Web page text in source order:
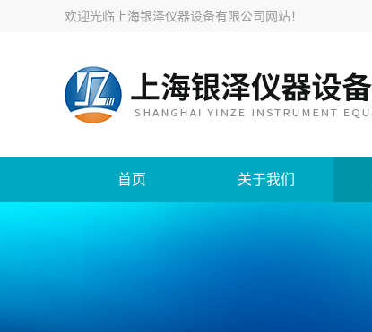
欢迎光临 上海银泽仪器设备有限公司网站！
首页 关于我们